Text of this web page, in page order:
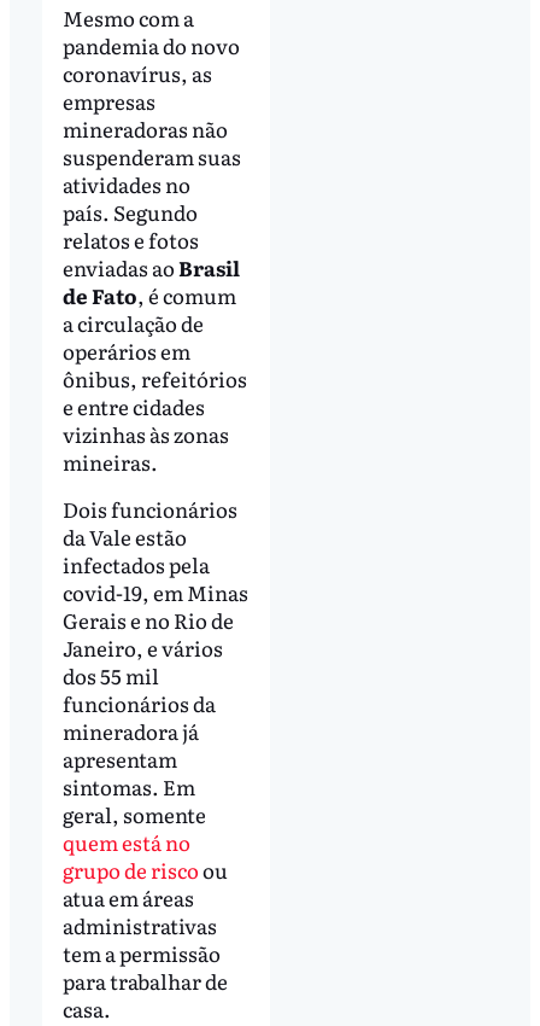
Mesmo com a
pandemia do novo
coronavírus, as
empresas
mineradoras não
suspenderam suas
atividades no
país. Segundo
relatos e fotos
enviadas aoBrasil
de Fato, é comum
a circulação de
operários em
ônibus, refeitórios
e entre cidades
vizinhas às zonas
mineiras.
Dois funcionários
da Vale estão
infectados pela
covid-19, em Minas
Gerais e no Rio de
Janeiro, e vários
dos 55 mil
funcionários da
mineradora já
apresentam
sintomas. Em
geral, somente
quem está no
grupo de riscoou
atua em áreas
administrativas
tem a permissão
para trabalhar de
casa.